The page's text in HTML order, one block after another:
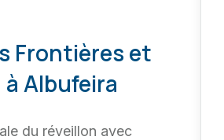
Frontières et
Albufeira
du réveillon avec
(+351) 289 580 533